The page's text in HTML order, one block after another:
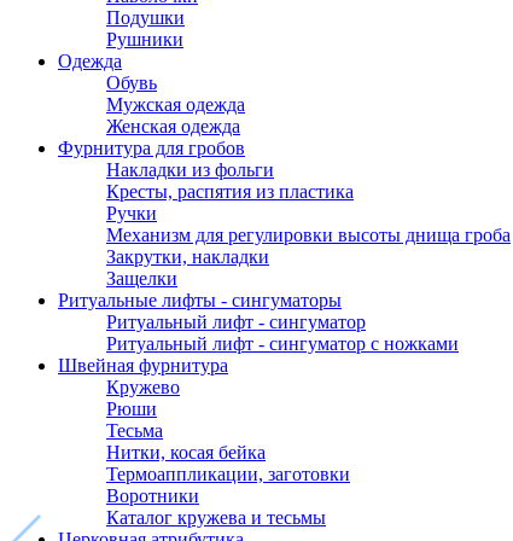
Подушки
Рушники
Одежда
Обувь
Мужская одежда
Женская одежда
Фурнитура для гробов
Накладки из фольги
Кресты, распятия из пластика
Ручки
Механизм для регулировки высоты днища гроба
Закрутки, накладки
Защелки
Ритуальные лифты - сингуматоры
Ритуальный лифт - сингуматор
Ритуальный лифт - сингуматор с ножками
Швейная фурнитура
Кружево
Рюши
Тесьма
Нитки, косая бейка
Термоаппликации, заготовки
Воротники
Каталог кружева и тесьмы